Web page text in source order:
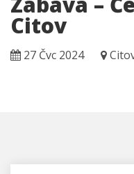
Citov
27 Čvc 2024